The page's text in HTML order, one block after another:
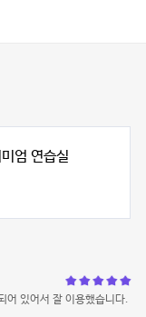
엄 연습실
어 있어서 잘 이용했습니다.